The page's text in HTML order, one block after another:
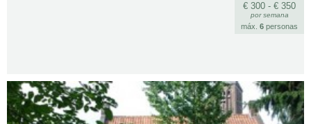
€ 300 - € 350
por semana
máx. 6 personas